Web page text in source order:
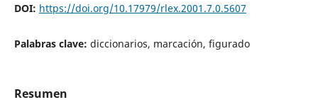
DOI: https://doi.org/10.17979/rlex.2001.7.0.5607
Palabras clave: diccionarios, marcación, figurado
Resumen